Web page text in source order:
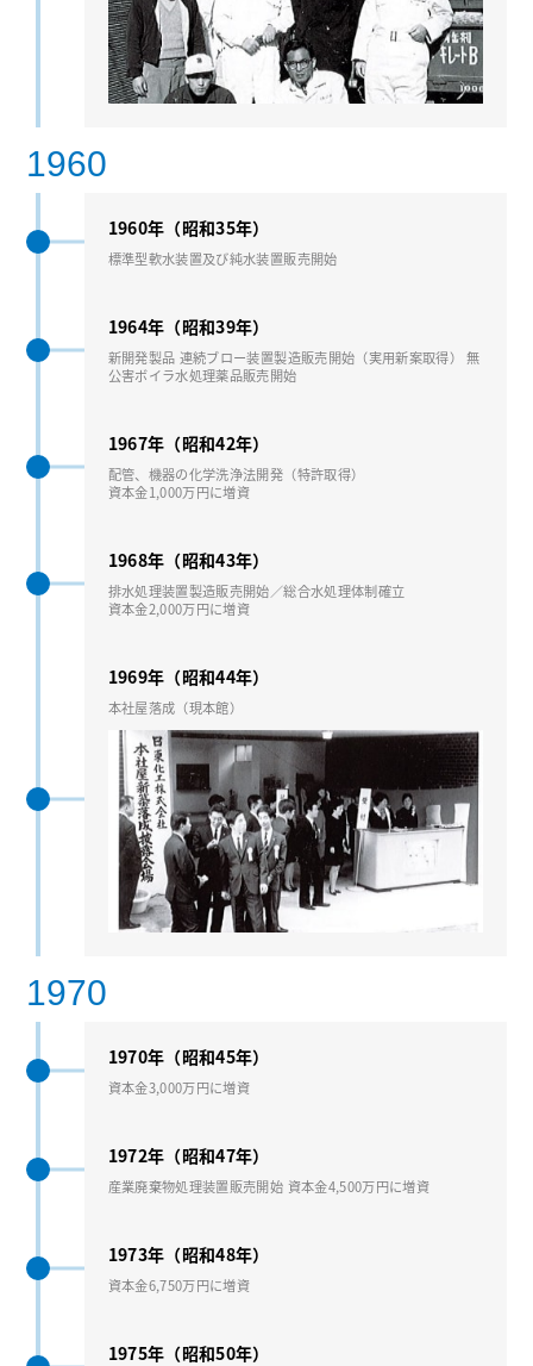
1960
1960年（昭和35年）
標準型軟⽔装置及び純⽔装置販売開始
1964年（昭和39年）
新開発製品 連続ブロー装置製造販売開始（実⽤新案取得） 無
公害ボイラ⽔処理薬品販売開始
1967年（昭和42年）
配管、機器の化学洗浄法開発（特許取得）
資本⾦1,000万円に増資
1968年（昭和43年）
排⽔処理装置製造販売開始／総合⽔処理体制確立
資本⾦2,000万円に増資
1969年（昭和44年）
本社屋落成（現本館）
1970
1970年（昭和45年）
資本⾦3,000万円に増資
1972年（昭和47年）
産業廃棄物処理装置販売開始 資本⾦4,500万円に増資
1973年（昭和48年）
資本⾦6,750万円に増資
1975年（昭和50年）